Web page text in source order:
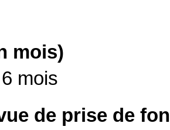
mois)
mois
de prise de